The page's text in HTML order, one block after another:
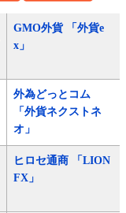
GMO外貨 「外貨e
x」
外為どっとコム
「外貨ネクストネ
オ」
ヒロセ通商 「LION
FX」